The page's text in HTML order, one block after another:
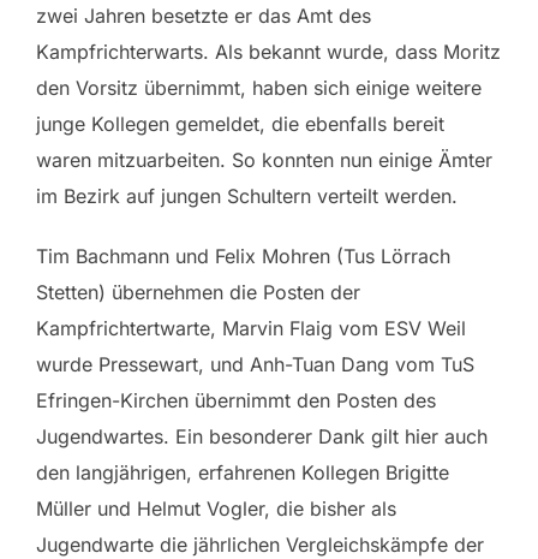
zwei Jahren besetzte er das Amt des
Kampfrichterwarts. Als bekannt wurde, dass Moritz
den Vorsitz übernimmt, haben sich einige weitere
junge Kollegen gemeldet, die ebenfalls bereit
waren mitzuarbeiten. So konnten nun einige Ämter
im Bezirk auf jungen Schultern verteilt werden.
Tim Bachmann und Felix Mohren (Tus Lörrach
Stetten) übernehmen die Posten der
Kampfrichtertwarte, Marvin Flaig vom ESV Weil
wurde Pressewart, und Anh-Tuan Dang vom TuS
Efringen-Kirchen übernimmt den Posten des
Jugendwartes. Ein besonderer Dank gilt hier auch
den langjährigen, erfahrenen Kollegen Brigitte
Müller und Helmut Vogler, die bisher als
Jugendwarte die jährlichen Vergleichskämpfe der